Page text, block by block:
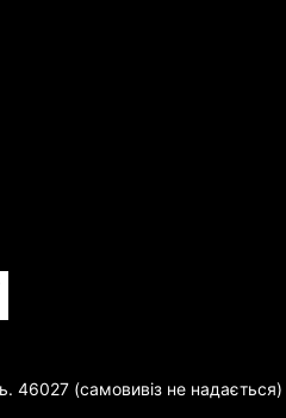
46027 (самовивіз не надається)